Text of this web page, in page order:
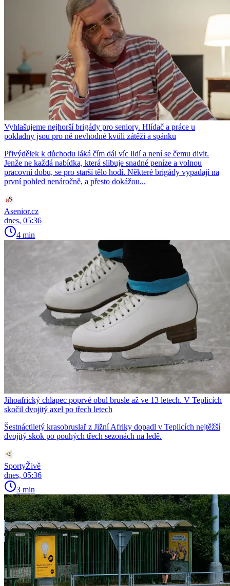
Vyhlašujeme nejhorší brigády pro seniory. Hlídač a práce u
pokladny jsou pro ně nevhodné kvůli zátěži a spánku
Přivýdělek k důchodu láká čím dál víc lidí a není se čemu divit.
Jenže ne každá nabídka, která slibuje snadné peníze a volnou
pracovní dobu, se pro starší tělo hodí. Některé brigády vypadají na
první pohled nenáročně, a přesto dokážou...
Asenior.cz
dnes, 05:36
4 min
Jihoafrický chlapec poprvé obul brusle až ve 13 letech. V Teplicích
skočil dvojitý axel po třech letech
Šestnáctiletý krasobruslař z Jižní Afriky dopadl v Teplicích nejtěžší
dvojitý skok po pouhých třech sezonách na ledě.
SportyŽivě
dnes, 05:36
3 min